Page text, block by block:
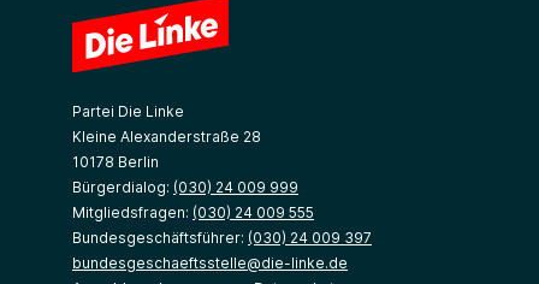
Partei Die Linke
Kleine Alexanderstraße 28
10178 Berlin
Bürgerdialog: (030) 24 009 999
Mitgliedsfragen: (030) 24 009 555
Bundesgeschäftsführer: (030) 24 009 397
bundesgeschaeftsstelle@die-linke.de